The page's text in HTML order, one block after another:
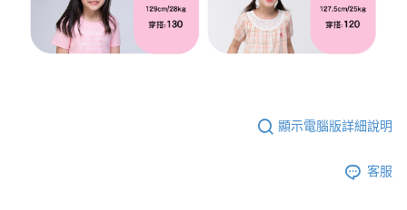
顯示電腦版詳細說明
客服